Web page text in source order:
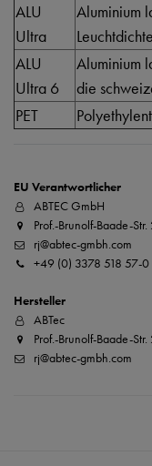
ALU
Ultra
Aluminium
ALU
Ultra 6
Aluminium
die
PET
EU Verantwortlicher
ABTEC GmbH
Prof.-Brunolf-Baade-
rj@abtec-gmbh.com
+49 (0) 3378 518 57-0
Hersteller
ABTec
Prof.-Brunolf-Baade-
rj@abtec-gmbh.com